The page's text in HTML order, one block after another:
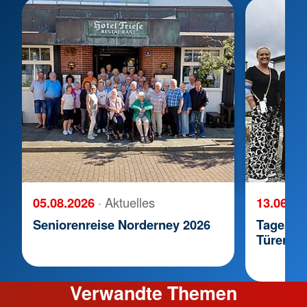
05.08.2026 · Aktuelles
Seniorenreise Norderney 2026
Türen
Verwandte Themen